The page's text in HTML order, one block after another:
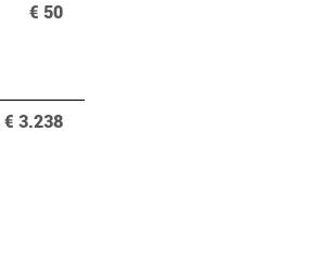
€ 50
€ 3.238